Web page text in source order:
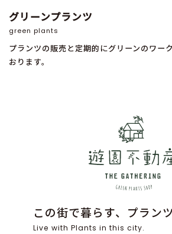
グリーンプランツ
green plants
プランツの販売と定期的にグリーンのワー
おります。
この街で暮らす、プラン
Live with Plants in this city.